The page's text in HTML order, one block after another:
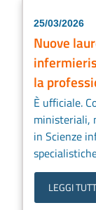
25/03/2026
Nuove
la
È ufficiale.
ministeriali,
in Scienze
LEGGI